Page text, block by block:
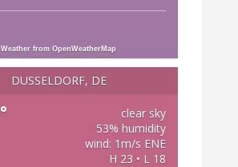
Weather from OpenWeatherMap
DÜSSELDORF, DE
°
clear sky
53% humidity
wind: 1m/s ENE
H 23 • L 18